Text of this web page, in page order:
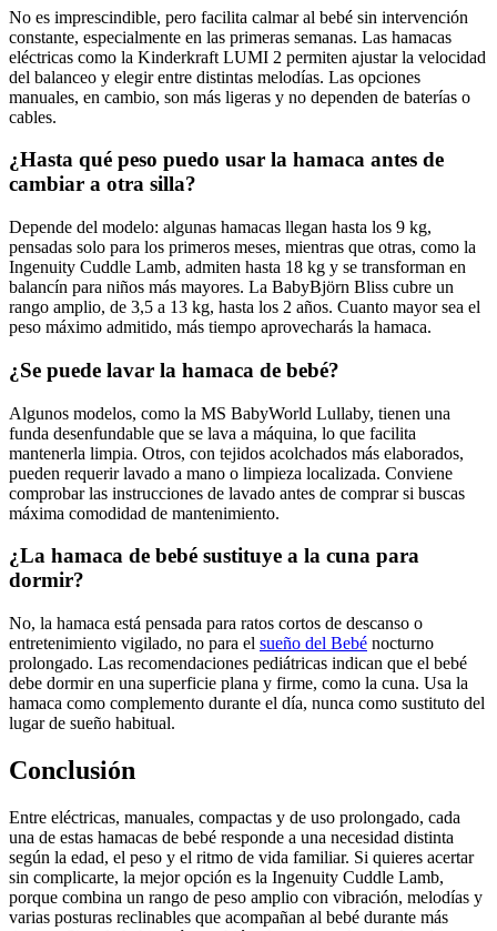
No es imprescindible, pero facilita calmar al bebé sin intervención
constante, especialmente en las primeras semanas. Las hamacas
eléctricas como la Kinderkraft LUMI 2 permiten ajustar la velocidad
del balanceo y elegir entre distintas melodías. Las opciones
manuales, en cambio, son más ligeras y no dependen de baterías o
cables.
¿Hasta qué peso puedo usar la hamaca antes de
cambiar a otra silla?
Depende del modelo: algunas hamacas llegan hasta los 9 kg,
pensadas solo para los primeros meses, mientras que otras, como la
Ingenuity Cuddle Lamb, admiten hasta 18 kg y se transforman en
balancín para niños más mayores. La BabyBjörn Bliss cubre un
rango amplio, de 3,5 a 13 kg, hasta los 2 años. Cuanto mayor sea el
peso máximo admitido, más tiempo aprovecharás la hamaca.
¿Se puede lavar la hamaca de bebé?
Algunos modelos, como la MS BabyWorld Lullaby, tienen una
funda desenfundable que se lava a máquina, lo que facilita
mantenerla limpia. Otros, con tejidos acolchados más elaborados,
pueden requerir lavado a mano o limpieza localizada. Conviene
comprobar las instrucciones de lavado antes de comprar si buscas
máxima comodidad de mantenimiento.
¿La hamaca de bebé sustituye a la cuna para
dormir?
No, la hamaca está pensada para ratos cortos de descanso o
entretenimiento vigilado, no para el sueño del Bebé nocturno
prolongado. Las recomendaciones pediátricas indican que el bebé
debe dormir en una superficie plana y firme, como la cuna. Usa la
hamaca como complemento durante el día, nunca como sustituto del
lugar de sueño habitual.
Conclusión
Entre eléctricas, manuales, compactas y de uso prolongado, cada
una de estas hamacas de bebé responde a una necesidad distinta
según la edad, el peso y el ritmo de vida familiar. Si quieres acertar
sin complicarte, la mejor opción es la Ingenuity Cuddle Lamb,
porque combina un rango de peso amplio con vibración, melodías y
varias posturas reclinables que acompañan al bebé durante más